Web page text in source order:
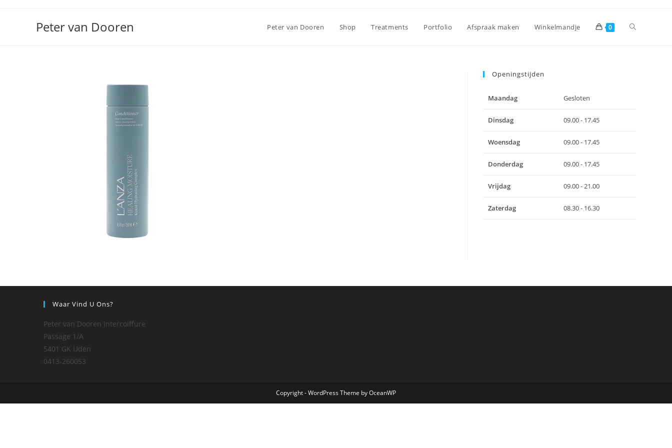
Peter van Dooren Peter van Dooren Shop Treatments Portfolio Afspraak maken Winkelmandje 0 Toggle
Openingstijden
Maandag Gesloten
Dinsdag 09.00 - 17.45
Woensdag 09.00 - 17.45
Donderdag 09.00 - 17.45
Vrijdag 09.00 - 21.00
Zaterdag 08.30 - 16.30
Waar Vind U Ons?
Peter van Dooren Intercoiffure
Passage 1/A
5401 GK Uden
0413-260053
Copyright - WordPress Theme by OceanWP